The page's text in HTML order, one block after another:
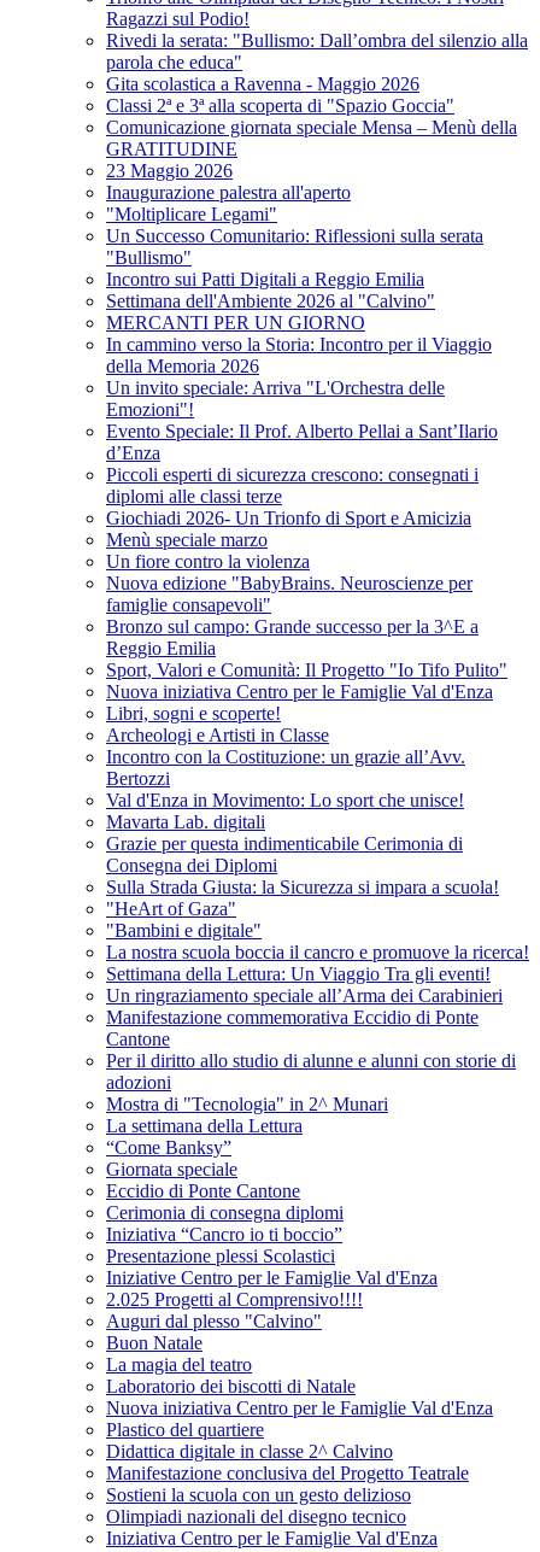
Ragazzi sul Podio!
Rivedi la serata: "Bullismo: Dall’ombra del silenzio alla
parola che educa"
Gita scolastica a Ravenna - Maggio 2026
Classi 2ª e 3ª alla scoperta di "Spazio Goccia"
Comunicazione giornata speciale Mensa – Menù della
GRATITUDINE
23 Maggio 2026
Inaugurazione palestra all'aperto
"Moltiplicare Legami"
Un Successo Comunitario: Riflessioni sulla serata
"Bullismo"
Incontro sui Patti Digitali a Reggio Emilia
Settimana dell'Ambiente 2026 al "Calvino"
MERCANTI PER UN GIORNO
In cammino verso la Storia: Incontro per il Viaggio
della Memoria 2026
Un invito speciale: Arriva "L'Orchestra delle
Emozioni"!
Evento Speciale: Il Prof. Alberto Pellai a Sant’Ilario
d’Enza
Piccoli esperti di sicurezza crescono: consegnati i
diplomi alle classi terze
Giochiadi 2026- Un Trionfo di Sport e Amicizia
Menù speciale marzo
Un fiore contro la violenza
Nuova edizione "BabyBrains. Neuroscienze per
famiglie consapevoli"
Bronzo sul campo: Grande successo per la 3^E a
Reggio Emilia
Sport, Valori e Comunità: Il Progetto "Io Tifo Pulito"
Nuova iniziativa Centro per le Famiglie Val d'Enza
Libri, sogni e scoperte!
Archeologi e Artisti in Classe
Incontro con la Costituzione: un grazie all’Avv.
Bertozzi
Val d'Enza in Movimento: Lo sport che unisce!
Mavarta Lab. digitali
Grazie per questa indimenticabile Cerimonia di
Consegna dei Diplomi
Sulla Strada Giusta: la Sicurezza si impara a scuola!
"HeArt of Gaza"
"Bambini e digitale"
La nostra scuola boccia il cancro e promuove la ricerca!
Settimana della Lettura: Un Viaggio Tra gli eventi!
Un ringraziamento speciale all’Arma dei Carabinieri
Manifestazione commemorativa Eccidio di Ponte
Cantone
Per il diritto allo studio di alunne e alunni con storie di
adozioni
Mostra di "Tecnologia" in 2^ Munari
La settimana della Lettura
“Come Banksy”
Giornata speciale
Eccidio di Ponte Cantone
Cerimonia di consegna diplomi
Iniziativa “Cancro io ti boccio”
Presentazione plessi Scolastici
Iniziative Centro per le Famiglie Val d'Enza
2.025 Progetti al Comprensivo!!!!
Auguri dal plesso "Calvino"
Buon Natale
La magia del teatro
Laboratorio dei biscotti di Natale
Nuova iniziativa Centro per le Famiglie Val d'Enza
Plastico del quartiere
Didattica digitale in classe 2^ Calvino
Manifestazione conclusiva del Progetto Teatrale
Sostieni la scuola con un gesto delizioso
Olimpiadi nazionali del disegno tecnico
Iniziativa Centro per le Famiglie Val d'Enza